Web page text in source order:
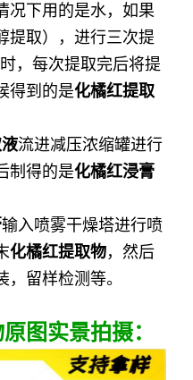
况下用的是水，如果
提取），进行三次提
，每次提取完后将提
得到的是化橘红提取
流进减压浓缩罐进行
制得的是化橘红浸膏
输入喷雾干燥塔进行喷
化橘红提取物，然后
留样检测等。
图实景拍摄：